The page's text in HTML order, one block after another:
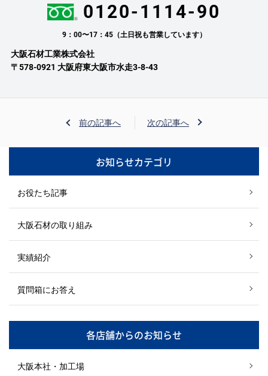
0120-1114-90
9：00〜17：45（土日祝も営業しています）
大阪石材工業株式会社
〒578-0921 大阪府東大阪市水走3-8-43
前の記事へ 次の記事へ
お知らせカテゴリ
お役たち記事
大阪石材の取り組み
実績紹介
質問箱にお答え
各店舗からのお知らせ
大阪本社・加工場